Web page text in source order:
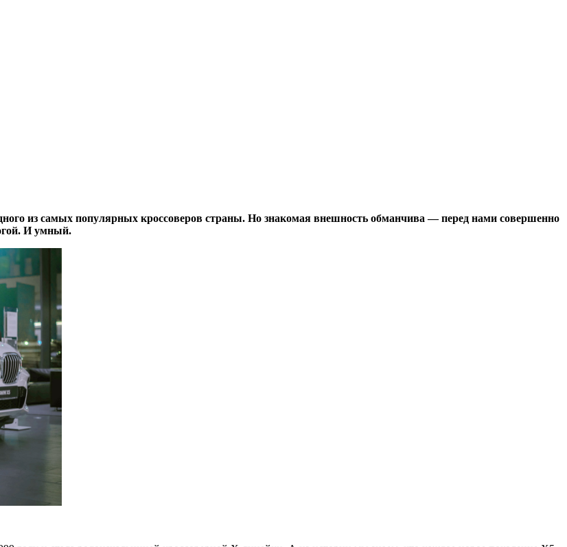
из самых популярных кроссоверов страны. Но знакомая внешность обманчива — перед нами совершенно
И умный.